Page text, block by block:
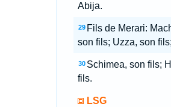
Abija.
29 Fils de Merari:
son fils; Uzza, son fils;
30 Schimea, son fils;
fils.
LSG